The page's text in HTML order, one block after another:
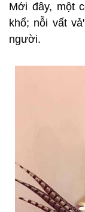
Mới đây, một
khổ; nỗi vất
người.